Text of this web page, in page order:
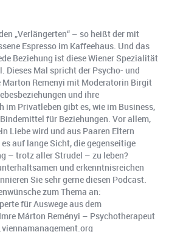
„Verlängerten“ – so heißt der mit
Espresso im Kaffeehaus. Und das
Beziehung ist diese Wiener Spezialität
Dieses Mal spricht der Psycho- und
Marton Remenyi mit Moderatorin Birgit
und ihre
im Privatleben gibt es, wie im Business,
für Beziehungen. Vor allem,
Liebe wird und aus Paaren Eltern
auf lange Sicht, die gegenseitige
– trotz aller Strudel – zu leben?
und erkenntnisreichen
Sie sehr gerne diesen Podcast.
zum Thema an:
für Auswege aus dem
Márton Reményi – Psychotherapeut